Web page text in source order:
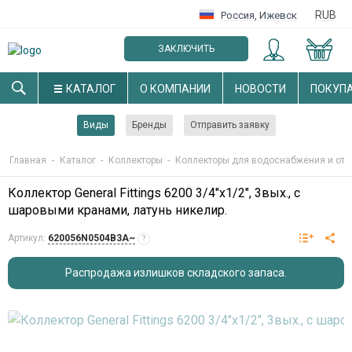
Россия, Ижевск RUB
ЗАКЛЮЧИТЬ
ОПТОВЫЙ ДОГОВОР
КАТАЛОГ О КОМПАНИИ НОВОСТИ
Виды Бренды Отправить заявку
Главная - Каталог - Коллекторы - Коллекторы для водоснабжения и
Коллектор General Fittings 6200 3/4"х1/2", 3вых., c
шаровыми кранами, латунь никелир.
Артикул: 620056N0504B3A~ ?
Распродажа излишков складского запаса.